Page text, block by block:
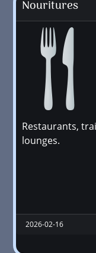
Nouritures
Restaurants,
lounges.
2026-02-16